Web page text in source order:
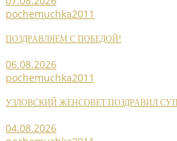
pochemuchka2011
ПОЗДРАВЛЯЕМ С ПОБЕДОЙ!
06.08.2026
pochemuchka2011
УЗЛОВСКИЙ ЖЕНСОВЕТ ПОЗДРАВИЛ
04.08.2026